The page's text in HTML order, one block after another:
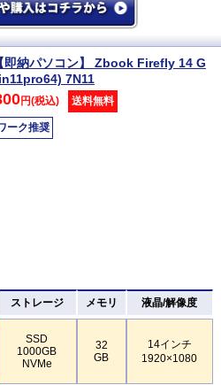
即納パソコン】 Zbook Firefly 14 G
7N11
円(税込) 送料無料
ーク推奨
ストレージ メモリ 液晶/解像度
SSD
1000GB
NVMe
32
GB
14インチ
1920×1080